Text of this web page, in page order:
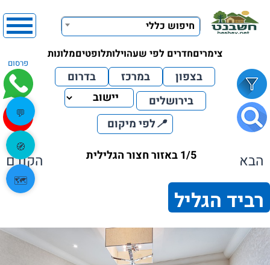
חיפוש כללי
צימריםחדרים לפי שעהוילותלופטיםמלונות
פרסום
בצפון במרכז
בדרום
בירושלים
📍לפי מיקום
הבא 1/5 באזור חצור הגלילית הקודם
רביד הגליל
💬
🧭
🗺️